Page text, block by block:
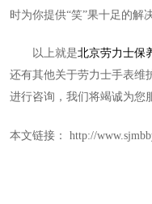
时为你提供“笑”果十足的解
以上就是北京劳力士保
还有其他关于劳力士手表维
进行咨询，我们将竭诚为您
本文链接： http://